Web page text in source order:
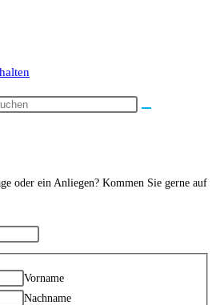
oder ein Anliegen? Kommen Sie gerne auf
Vorname
Nachname